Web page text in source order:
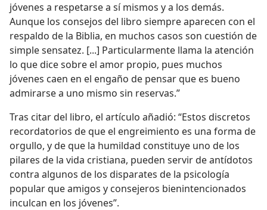
jóvenes a respetarse a sí mismos y a los demás.
Aunque los consejos del libro siempre aparecen con el
respaldo de la Biblia, en muchos casos son cuestión de
simple sensatez. [...] Particularmente llama la atención
lo que dice sobre el amor propio, pues muchos
jóvenes caen en el engaño de pensar que es bueno
admirarse a uno mismo sin reservas.”
Tras citar del libro, el artículo añadió: “Estos discretos
recordatorios de que el engreimiento es una forma de
orgullo, y de que la humildad constituye uno de los
pilares de la vida cristiana, pueden servir de antídotos
contra algunos de los disparates de la psicología
popular que amigos y consejeros bienintencionados
inculcan en los jóvenes”.